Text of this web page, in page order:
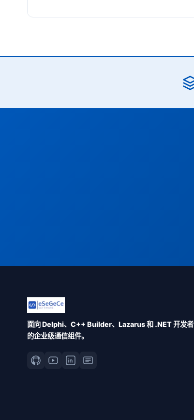
面向 Delphi、C++ Builder、Lazarus 和 .NET 开发者
的企业级通信组件。